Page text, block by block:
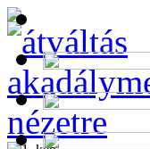
Program